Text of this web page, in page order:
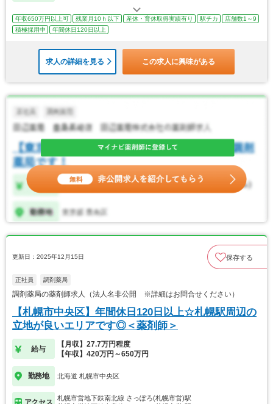
年収650万円以上可 残業月10ｈ以下 産休・育休取得実績有り 駅チカ
店舗数1～9
積極採用中
年間休日120日以上
求人の詳細を見る この求人に興味がある
更新日：2025年12月15日 保存する
正社員 調剤薬局
調剤薬局の薬剤師求人（法人名非公開 ※詳細はお問合せください）
【札幌市中央区】年間休日120日以上☆札幌駅周辺の
立地が良いエリアです◎＜薬剤師＞
給与
【月収】27.7万円程度
【年収】420万円～650万円
勤務地 北海道 札幌市中央区
アクセス
札幌市営地下鉄南北線 さっぽろ(札幌市営)駅